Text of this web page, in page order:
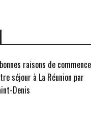
raisons de
séjour à La Réunion par
Denis